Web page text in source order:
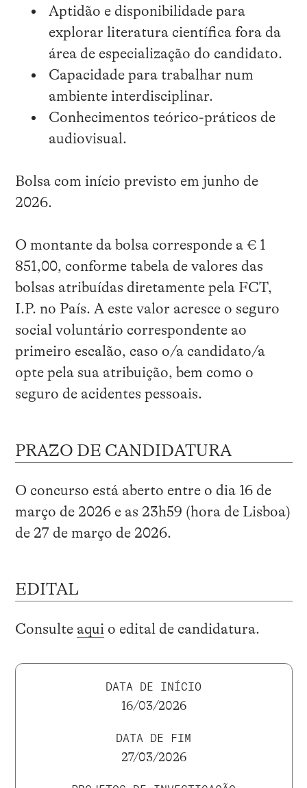
Aptidão e disponibilidade para
explorar literatura científica fora da
área de especialização do candidato.
Capacidade para trabalhar num
ambiente interdisciplinar.
Conhecimentos teórico-práticos de
audiovisual.
Bolsa com início previsto em junho de
2026.
O montante da bolsa corresponde a € 1
851,00, conforme tabela de valores das
bolsas atribuídas diretamente pela FCT,
I.P. no País. A este valor acresce o seguro
social voluntário correspondente ao
primeiro escalão, caso o/a candidato/a
opte pela sua atribuição, bem como o
seguro de acidentes pessoais.
PRAZO DE CANDIDATURA
O concurso está aberto entre o dia 16 de
março de 2026 e as 23h59 (hora de Lisboa)
de 27 de março de 2026.
EDITAL
Consulte aqui o edital de candidatura.
DATA DE INÍCIO
16/03/2026
DATA DE FIM
27/03/2026